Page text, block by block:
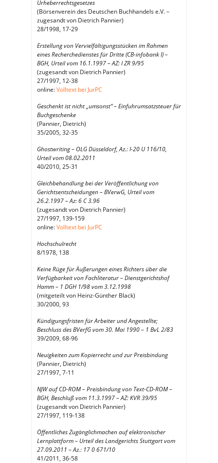
Urheberrechtsgesetzes
(Börsenverein des Deutschen Buchhandels e.V. –
zugesandt von Dietrich Pannier)
28/1998, 17-29
Erstellung von Vervielfältigungsstücken im Rahmen
eines Recherchedienstes für Dritte (CB-infobank I) –
BGH, Urteil vom 16.1.1997 – AZ: I ZR 9/95
(zugesandt von Dietrich Pannier)
27/1997, 12-38
online:Volltext bei JurPC
Geschenkt ist nicht „umsonst“ – Einfuhrumsatzsteuer für
Buchgeschenke
(Pannier, Dietrich)
35/2005, 32-35
Ghostwriting – OLG Düsseldorf, Az.: I-20 U 116/10,
Urteil vom 08.02.2011
40/2010, 25-31
Gleichbehandlung bei der Veröffentlichung von
Gerichtsentscheidungen – BVerwG, Urteil vom
26.2.1997 – Az: 6 C 3.96
(zugesandt von Dietrich Pannier)
27/1997, 139-159
online:Volltext bei JurPC
Hochschulrecht
8/1978, 138
Keine Rüge für Äußerungen eines Richters über die
Verfügbarkeit von Fachliteratur – Dienstgerichtshof
Hamm – 1 DGH 1/98 vom 3.12.1998
(mitgeteilt von Heinz-Günther Black)
30/2000, 93
Kündigungsfristen für Arbeiter und Angestellte;
Beschluss des BVerfG vom 30. Mai 1990 – 1 BvL 2/83
39/2009, 68-96
Neuigkeiten zum Kopierrecht und zur Preisbindung
(Pannier, Dietrich)
27/1997, 7-11
NJW auf CD-ROM – Preisbindung von Text-CD-ROM –
BGH, Beschluß vom 11.3.1997 – AZ: KVR 39/95
(zugesandt von Dietrich Pannier)
27/1997, 119-138
Öffentliches Zugänglichmachen auf elektronischer
Lernplattform – Urteil des Landgerichts Stuttgart vom
27.09.2011 – Az.: 17 0 671/10
41/2011, 36-58